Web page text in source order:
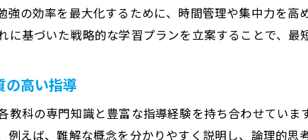
強の効率を最大化するために、時間管理や集中力を
に基づいた戦略的な学習プランを立案することで、最
の高い指導
教科の専門知識と豊富な指導経験を持ち合わせてい
例えば、難解な概念を分かりやすく説明し、論理的